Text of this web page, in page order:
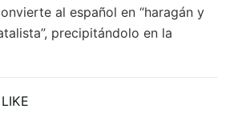
al español en “haragán y
precipitándolo en la